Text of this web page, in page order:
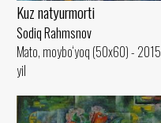
Kuz natyurmorti
Sodiq Rahmsnov
Mato, moybo‘yoq (50x60) - 2015
yil